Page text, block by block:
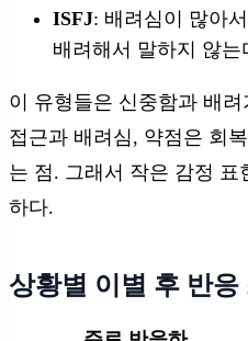
ISFJ: 배려심이 많아
배려해서 말하지 않는
이 유형들은 신중함과 배
접근과 배려심, 약점은 회
는 점. 그래서 작은 감정 표
하다.
상황별 이별 후 반응